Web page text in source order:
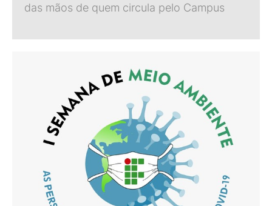
das mãos de quem circula pelo Campus